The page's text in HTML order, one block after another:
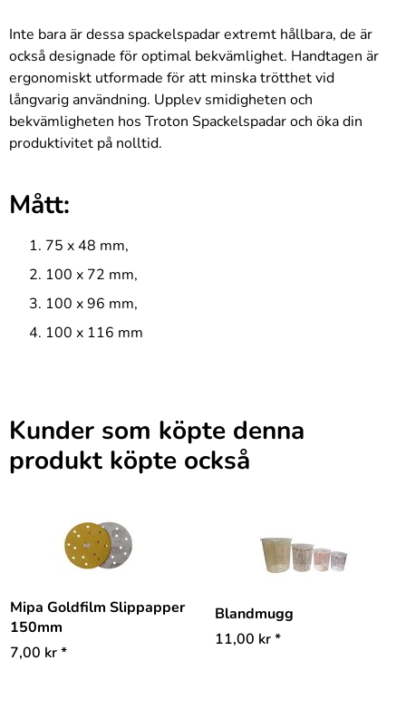
Inte bara är dessa spackelspadar extremt hållbara, de är
också designade för optimal bekvämlighet. Handtagen är
ergonomiskt utformade för att minska trötthet vid
långvarig användning. Upplev smidigheten och
bekvämligheten hos Troton Spackelspadar och öka din
produktivitet på nolltid.
Mått:
75 x 48 mm,
100 x 72 mm,
100 x 96 mm,
100 x 116 mm
Kunder som köpte denna
produkt köpte också
Mipa Goldfilm Slippapper
150mm
7,00 kr*
Blandmugg
11,00 kr*